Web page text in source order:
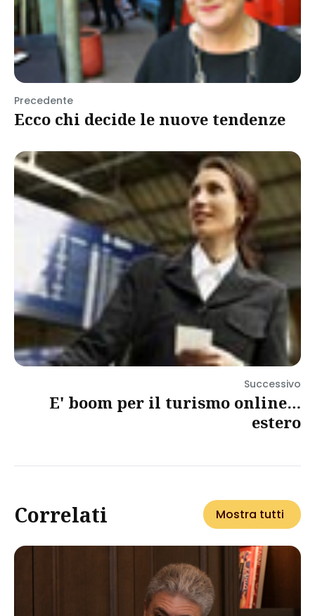
Precedente
Ecco chi decide le nuove tendenze
Successivo
E' boom per il turismo online…
estero
Correlati Mostra tutti